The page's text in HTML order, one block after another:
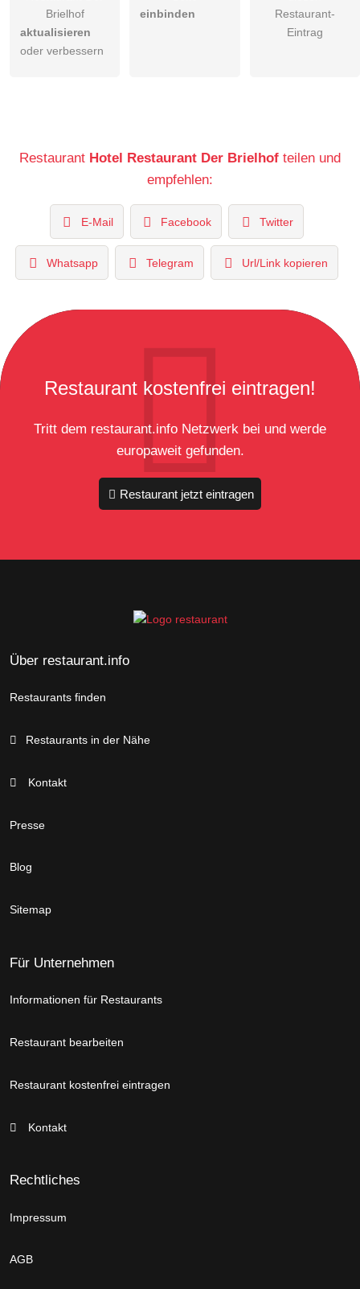
Brielhof
aktualisieren
oder verbessern
einbinden
Restaurant-
Eintrag
Restaurant Hotel Restaurant Der Brielhof teilen und
empfehlen:
E-Mail Facebook Twitter
Whatsapp Telegram Url/Link kopieren
Restaurant kostenfrei eintragen!
Tritt dem restaurant.info Netzwerk bei und werde
europaweit gefunden.
Restaurant jetzt eintragen
Über restaurant.info
Restaurants finden
Restaurants in der Nähe
Kontakt
Presse
Blog
Sitemap
Für Unternehmen
Informationen für Restaurants
Restaurant bearbeiten
Restaurant kostenfrei eintragen
Kontakt
Rechtliches
Impressum
AGB